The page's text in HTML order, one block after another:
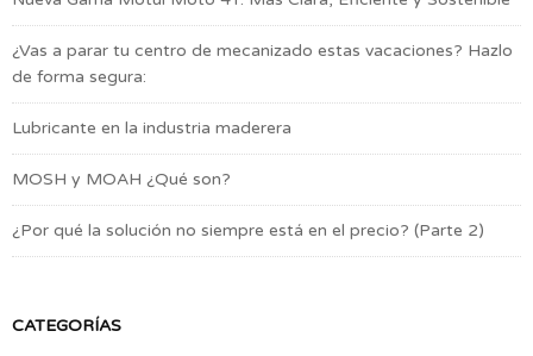
¿Vas a parar tu centro de mecanizado estas vacaciones? Hazlo
de forma segura:
Lubricante en la industria maderera
MOSH y MOAH ¿Qué son?
¿Por qué la solución no siempre está en el precio? (Parte 2)
CATEGORÍAS